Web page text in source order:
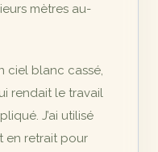
mètres au-
ciel blanc cassé,
rendait le travail
J’ai utilisé
en retrait pour